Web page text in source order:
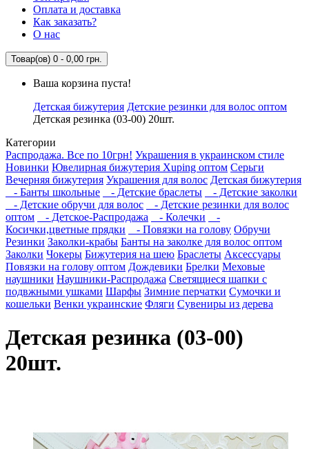
Оплата и доставка
Как заказать?
О нас
Товар(ов) 0 - 0,00 грн.
Ваша корзина пуста!
Детская бижутерия Детские резинки для волос оптом
Детская резинка (03-00) 20шт.
Категории
Распродажа. Все по 10грн! Украшения в украинском стиле
Новинки Ювелирная бижутерия Xuping оптом Серьги
Вечерняя бижутерия Украшения для волос Детская бижутерия
- Банты школьные
- Детские браслеты
- Детские заколки
- Детские обручи для волос
- Детские резинки для волос
оптом
- Детское-Распродажа - Колечки
-
Косички,цветные прядки
- Повязки на голову Обручи
Резинки Заколки-крабы Банты на заколке для волос оптом
Заколки Чокеры Бижутерия на шею Браслеты Аксессуары
Повязки на голову оптом Дождевики Брелки Меховые
наушники Наушники-Распродажа Светящиеся шапки с
подвжными ушками Шарфы Зимние перчатки Сумочки и
кошельки Венки украинские Фляги Сувениры из дерева
Детская резинка (03-00)
20шт.